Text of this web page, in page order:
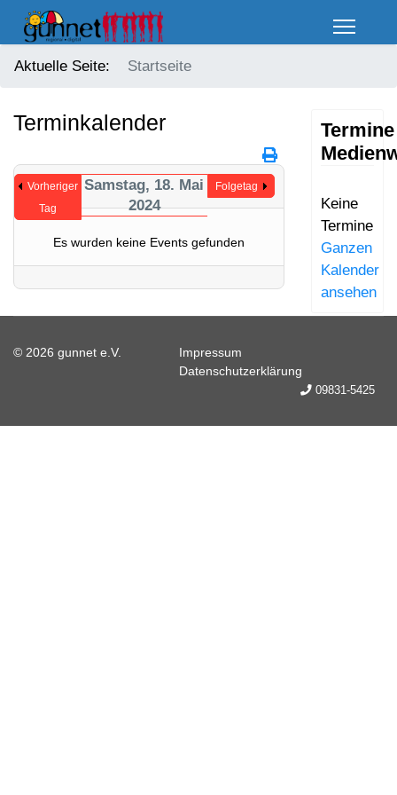
Aktuelle Seite: Startseite
Terminkalender
Vorheriger
Tag
Samstag, 18. Mai
2024
Folgetag
Es wurden keine Events gefunden
Termine
Keine
Termine
Ganzen
Kalender
ansehen
© 2026 gunnet e.V.
Impressum
Datenschutzerklärung
09831-5425